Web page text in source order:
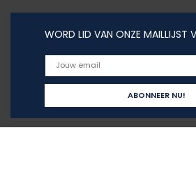
WORD LID VAN ONZE MAILLIJST